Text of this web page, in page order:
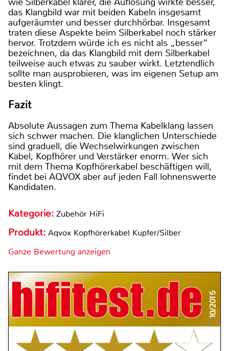
das Klangbild war mit beiden Kabeln insgesamt
aufgeräumter und besser durchhörbar. Insgesamt
traten diese Aspekte beim Silberkabel noch stärker
hervor. Trotzdem würde ich es nicht als „besser“
bezeichnen, da das Klangbild mit dem Silberkabel
teilweise auch etwas zu sauber wirkt. Letztendlich
sollte man ausprobieren, was im eigenen Setup am
besten klingt.
Fazit
Absolute Aussagen zum Thema Kabelklang lassen
sich schwer machen. Die klanglichen Unterschiede
sind graduell, die Wechselwirkungen zwischen
Kabel, Kopfhörer und Verstärker enorm. Wer sich
mit dem Thema Kopfhörerkabel beschäftigen will,
findet bei AQVOX aber auf jeden Fall lohnenswerte
Kandidaten.
Kategorie: Zubehör HiFi
Produkt: Aqvox Kopfhörerkabel Kupfer/Silber
Ganze Bewertung anzeigen
10/2015